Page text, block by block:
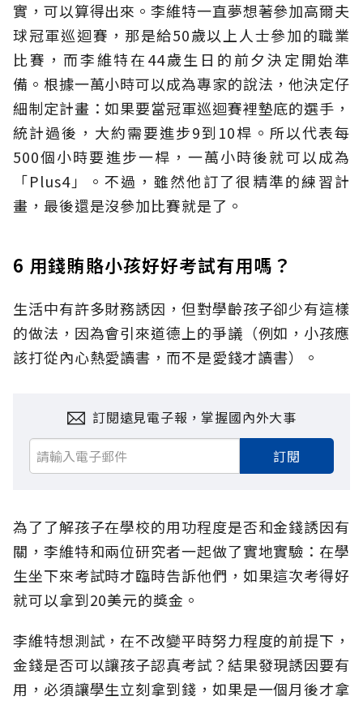
實，可以算得出來。李維特一直夢想著參加高爾夫
球冠軍巡迴賽，那是給50歲以上人士參加的職業
比賽，而李維特在44歲生日的前夕決定開始準
備。根據一萬小時可以成為專家的說法，他決定仔
細制定計畫：如果要當冠軍巡迴賽裡墊底的選手，
統計過後，大約需要進步9到10桿。所以代表每
500個小時要進步一桿，一萬小時後就可以成為
「Plus4」。不過，雖然他訂了很精準的練習計
畫，最後還是沒參加比賽就是了。
6 用錢賄賂小孩好好考試有用嗎？
生活中有許多財務誘因，但對學齡孩子卻少有這樣
的做法，因為會引來道德上的爭議（例如，小孩應
該打從內心熱愛讀書，而不是愛錢才讀書）。
訂閱遠見電子報，掌握國內外大事
訂閱
為了了解孩子在學校的用功程度是否和金錢誘因有
關，李維特和兩位研究者一起做了實地實驗：在學
生坐下來考試時才臨時告訴他們，如果這次考得好
就可以拿到20美元的獎金。
李維特想測試，在不改變平時努力程度的前提下，
金錢是否可以讓孩子認真考試？結果發現誘因要有
用，必須讓學生立刻拿到錢，如果是一個月後才拿